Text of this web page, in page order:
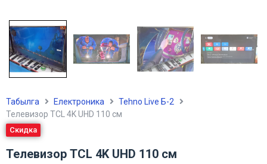
Табылга Електроника
Tehno Live Б-2
Телевизор TCL 4K UHD 110 см
Скидка
Телевизор TCL 4K UHD 110 см